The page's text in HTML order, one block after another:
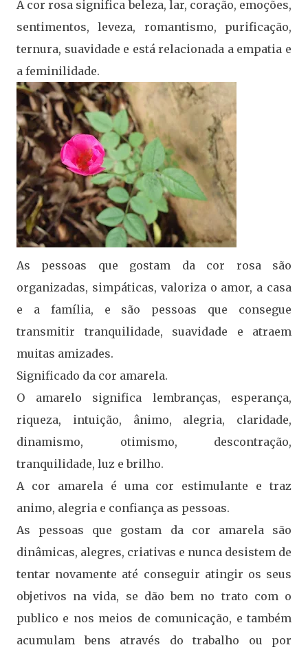
A cor rosa significa beleza, lar, coração, emoções,
sentimentos, leveza, romantismo, purificação,
ternura, suavidade e está relacionada a empatia e
a feminilidade.
As pessoas que gostam da cor rosa são
organizadas, simpáticas, valoriza o amor, a casa
e a família, e são pessoas que consegue
transmitir tranquilidade, suavidade e atraem
muitas amizades.
Significado da cor amarela.
O amarelo significa lembranças, esperança,
riqueza, intuição, ânimo, alegria, claridade,
dinamismo, otimismo, descontração,
tranquilidade, luz e brilho.
A cor amarela é uma cor estimulante e traz
animo, alegria e confiança as pessoas.
As pessoas que gostam da cor amarela são
dinâmicas, alegres, criativas e nunca desistem de
tentar novamente até conseguir atingir os seus
objetivos na vida, se dão bem no trato com o
publico e nos meios de comunicação, e também
acumulam bens através do trabalho ou por